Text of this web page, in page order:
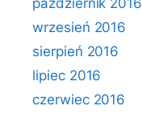
październik 2016
wrzesień 2016
sierpień 2016
lipiec 2016
czerwiec 2016